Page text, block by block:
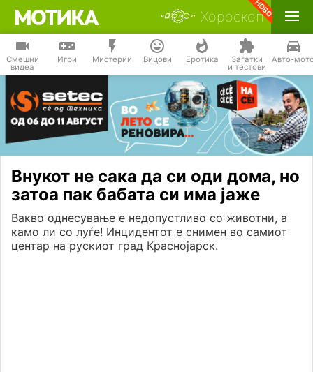
Хороскоп
Смешни
видеа
Игри Мистерии Вицови Еротика Загатки
и тестови
Авто-
Внукот не сака да си оди дома, но
затоа пак бабата си има јаже
Вакво однесување е недопустливо со животни, а
камо ли со луѓе! Инцидентот е снимен во самиот
центар на рускиот град Краснојарск.